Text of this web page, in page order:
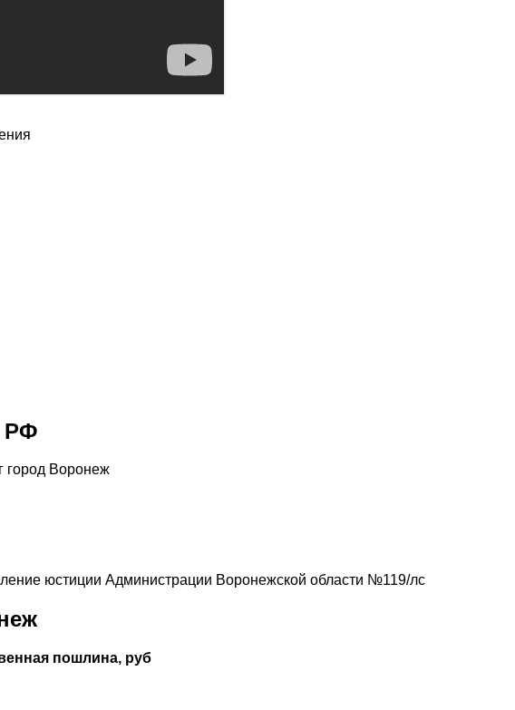
РФ
город Воронеж
юстиции Администрации Воронежской области №119/лс
пошлина, руб